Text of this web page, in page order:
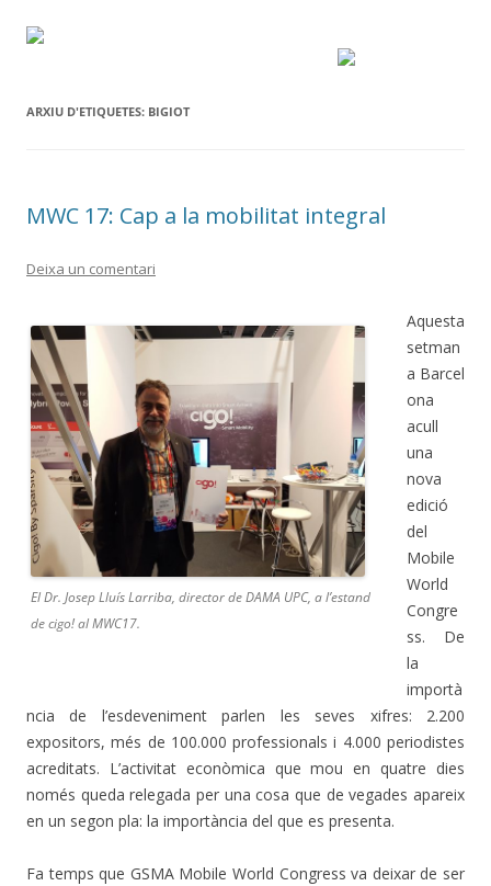
ARXIU D'ETIQUETES: BIGIOT
MWC 17: Cap a la mobilitat integral
Deixa un comentari
El Dr. Josep Lluís Larriba, director de DAMA UPC, a l’estand
de cigo! al MWC17.
Aquesta
setman
a Barcel
ona
acull
una
nova
edició
del
Mobile
World
Congre
ss. De
la
importà
ncia de l’esdeveniment parlen les seves xifres: 2.200
expositors, més de 100.000 professionals i 4.000 periodistes
acreditats. L’activitat econòmica que mou en quatre dies
només queda relegada per una cosa que de vegades apareix
en un segon pla: la importància del que es presenta.
Fa temps que GSMA Mobile World Congress va deixar de ser